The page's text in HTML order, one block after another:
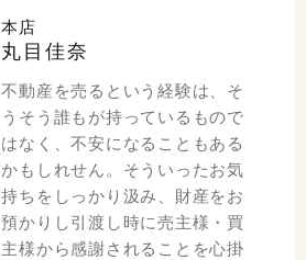
本店
丸目佳奈
不動産を売るという経験は、そ
うそう誰もが持っているもので
はなく、不安になることもある
かもしれせん。そういったお気
持ちをしっかり汲み、財産をお
預かりし引渡し時に売主様・買
主様から感謝されることを心掛